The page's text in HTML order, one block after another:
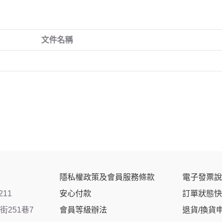
文件名稱
251巷7
隱私權政策及會員服務條款
安心付款
會員等級辦法
電子發票
訂單狀態
退貨/換貨